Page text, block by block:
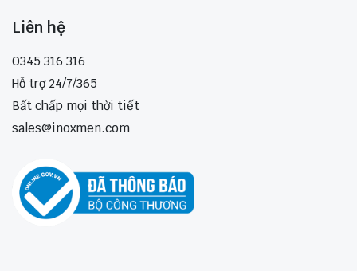
Liên hệ
0345 316 316
Hỗ trợ 24/7/365
Bất chấp mọi thời tiết
sales@inoxmen.com